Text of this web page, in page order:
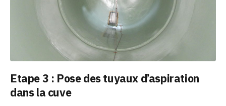
Etape 3 : Pose des tuyaux d’aspiration
dans la cuve